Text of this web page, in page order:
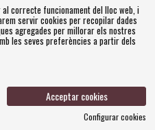
correcte funcionament del lloc web, i
servir cookies per recopilar dades
agregades per millorar els nostres
les seves preferències a partir dels
Acceptar cookies
Configurar cookies